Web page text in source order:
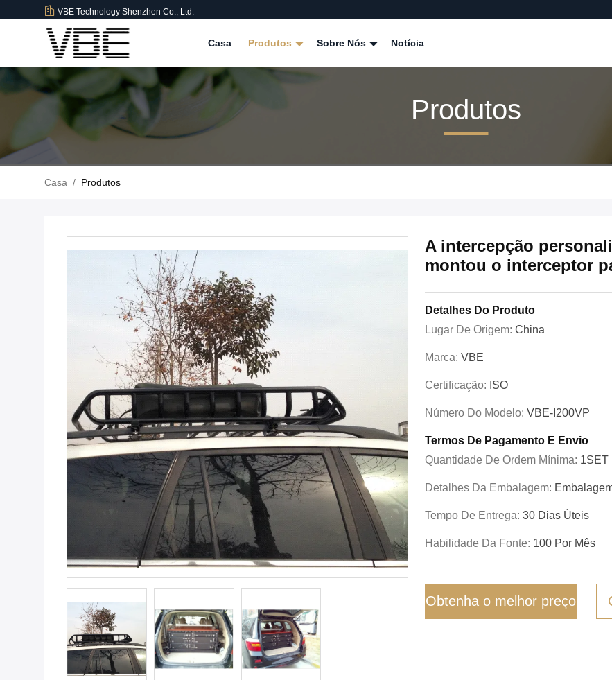
VBE Technology Shenzhen Co., Ltd.
Casa Produtos Sobre Nós Notícia
Produtos
Casa / Produtos
A intercepção
montou o interceptor
Detalhes Do Produto
Lugar De Origem: China
Marca: VBE
Certificação: ISO
Número Do Modelo: VBE-I200VP
Termos De Pagamento E Envio
Quantidade De Ordem Mínima: 1SET
Detalhes Da Embalagem:
Tempo De Entrega: 30 Dias Úteis
Habilidade Da Fonte: 100 Por Mês
Obtenha o melhor preço